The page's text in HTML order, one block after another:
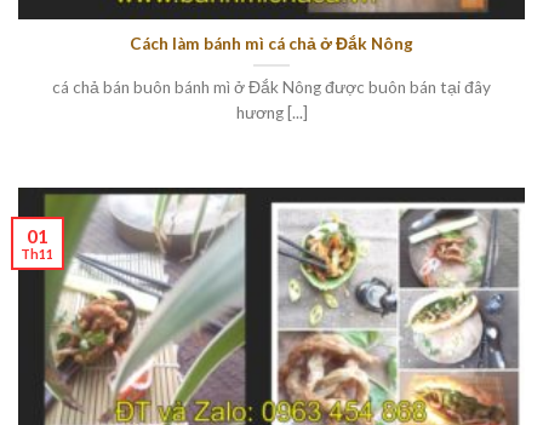
Cách làm bánh mì cá chả ở Đắk Nông
cá chả bán buôn bánh mì ở Đắk Nông được buôn bán tại đây
hương [...]
01
Th11